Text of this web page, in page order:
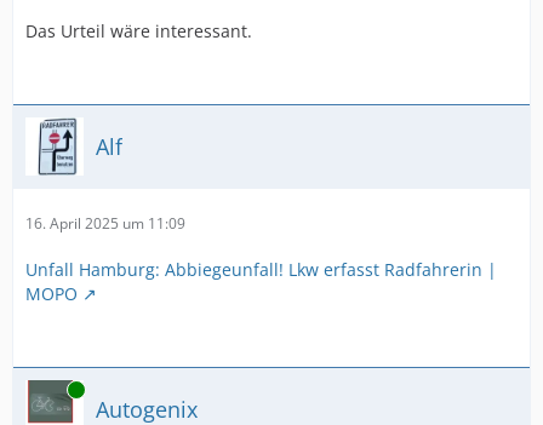
Das Urteil wäre interessant.
Alf
16. April 2025 um 11:09
Unfall Hamburg: Abbiegeunfall! Lkw erfasst Radfahrerin |
MOPO
Online
Autogenix